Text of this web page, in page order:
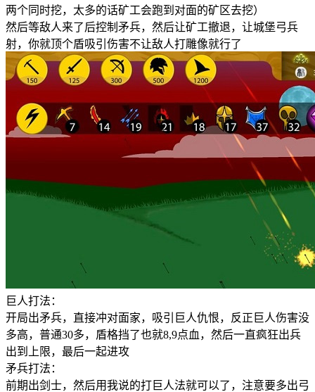
两个同时挖，太多的话矿工会跑到对面的矿区去挖）
然后等敌人来了后控制矛兵，然后让矿工撤退，让城堡弓兵
射，你就顶个盾吸引伤害不让敌人打雕像就行了
巨人打法：
开局出矛兵，直接冲对面家，吸引巨人仇恨，反正巨人伤害没
多高，普通30多，盾格挡了也就8,9点血，然后一直疯狂出兵
出到上限，最后一起进攻
矛兵打法：
前期出剑士，然后用我说的打巨人法就可以了，注意要多出弓